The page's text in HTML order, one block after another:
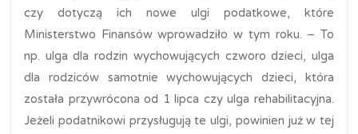
czy dotyczą ich nowe ulgi podatkowe, które
Ministerstwo Finansów wprowadziło w tym roku. – To
np. ulga dla rodzin wychowujących czworo dzieci, ulga
dla rodziców samotnie wychowujących dzieci, która
została przywrócona od 1 lipca czy ulga rehabilitacyjna.
Jeżeli podatnikowi przysługują te ulgi, powinien już w tej